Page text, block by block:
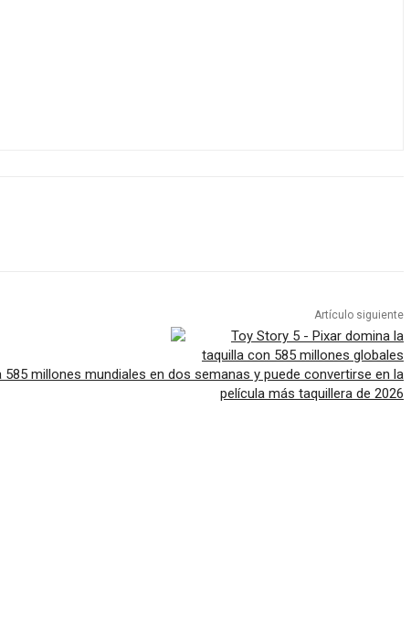
Artículo siguiente
585 millones mundiales en dos semanas y puede convertirse en la
película más taquillera de 2026